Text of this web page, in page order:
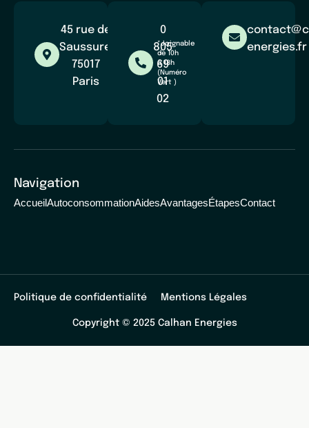
45 rue de
Saussure,
75017
Paris
0
805
69
01
02
*Joignable
de 10h
à 18h
(Numéro
Vert )
energies.fr
Navigation
AccueilAutoconsommationAidesAvantagesÉtapesContact
Copyright © 2025 Calhan Energies
Politique de confidentialité Mentions Légales